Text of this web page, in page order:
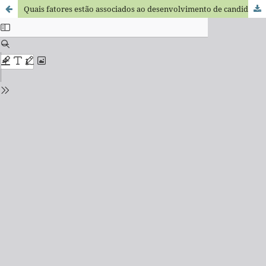
Quais fatores estão associados ao desenvolvimento de candidíase bucal em recém-nascidos? Uma revisão narrativa